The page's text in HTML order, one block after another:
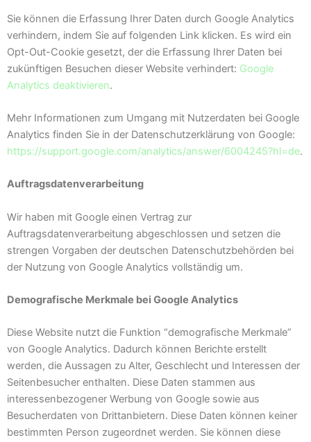
Sie können die Erfassung Ihrer Daten durch Google Analytics
verhindern, indem Sie auf folgenden Link klicken. Es wird ein
Opt-Out-Cookie gesetzt, der die Erfassung Ihrer Daten bei
zukünftigen Besuchen dieser Website verhindert: Google
Analytics deaktivieren.
Mehr Informationen zum Umgang mit Nutzerdaten bei Google
Analytics finden Sie in der Datenschutzerklärung von Google:
https://support.google.com/analytics/answer/6004245?hl=de.
Auftragsdatenverarbeitung
Wir haben mit Google einen Vertrag zur
Auftragsdatenverarbeitung abgeschlossen und setzen die
strengen Vorgaben der deutschen Datenschutzbehörden bei
der Nutzung von Google Analytics vollständig um.
Demografische Merkmale bei Google Analytics
Diese Website nutzt die Funktion “demografische Merkmale”
von Google Analytics. Dadurch können Berichte erstellt
werden, die Aussagen zu Alter, Geschlecht und Interessen der
Seitenbesucher enthalten. Diese Daten stammen aus
interessenbezogener Werbung von Google sowie aus
Besucherdaten von Drittanbietern. Diese Daten können keiner
bestimmten Person zugeordnet werden. Sie können diese